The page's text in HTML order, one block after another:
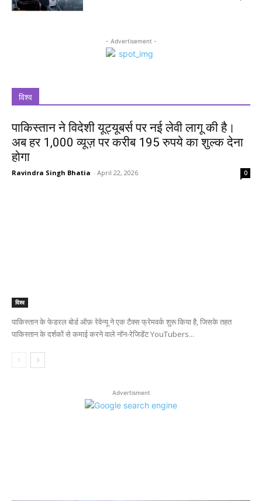
- Advertisement -
विश्व
पाकिस्तान ने विदेशी यूट्यूबर्स पर नई लेवी लागू की है।
अब हर 1,000 व्यूज़ पर करीब 195 रुपये का शुल्क देना
होगा
Ravindra Singh Bhatia - April 22, 2026 0
विश्व
पाकिस्तान के फेडरल बोर्ड ऑफ़ रेवेन्यू ने एक टैक्स फ्रेमवर्क शुरू किया है, जिसके तहत
पाकिस्तान के दर्शकों से कमाई करने वाले नॉन-रेजिडेंट YouTubers...
Advertisment